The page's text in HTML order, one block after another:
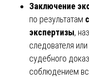
Заключение
по результатам
экспертизы,
следователя
судебного
соблюдением